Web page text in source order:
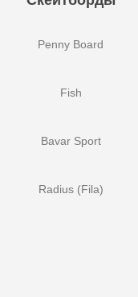
Penny Board
Fish
Bavar Sport
Radius (Fila)